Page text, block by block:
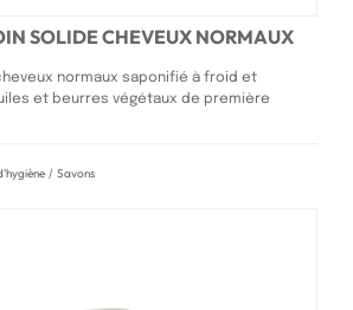
SOLIDE CHEVEUX NORMAUX
normaux saponifié à froid et
et beurres végétaux de première
/ Savons